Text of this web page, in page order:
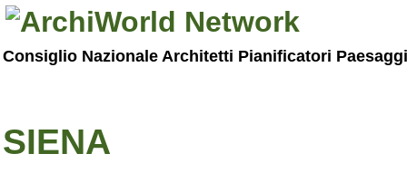
Consiglio Nazionale Architetti Pianificatori
SIENA